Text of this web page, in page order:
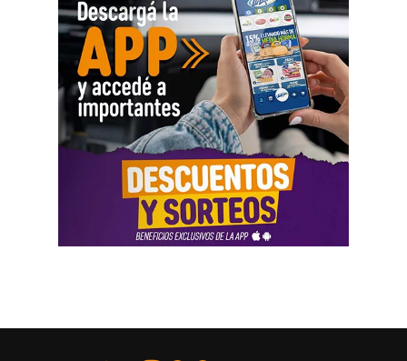
Es importante resaltar que, por su diseño, las actividades
serán restringidas en la cantidad de participantes, se
establecerán mecanismos de selección de las escuelas
que participarán, en común acuerdo entre las partes.
Para más información e inscripción visitar lapágina web
de la UNRN.